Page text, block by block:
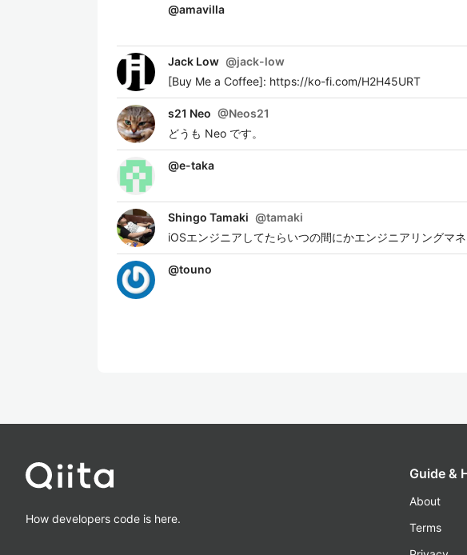
@amavilla
Jack Low @jack-low
[Buy Me a Coffee]: https://ko-fi.com/H2H45URT
s21 Neo @Neos21
どうも Neo です。
@e-taka
Shingo Tamaki @tamaki
iOSエンジニアしてたらいつの間にかエンジニアリングマ
@touno
How developers code is here.
Guide &
About
Terms